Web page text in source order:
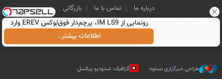
درباره ما تماس با ما
بازرگانی
All Content by Mehr News Agency is licensed under a Creative Commons
Attribution 4.0 International License.
طراحی خبرگزاری نستوه گرافیک: استودیو پیکسل
رونمایی از IM LS9، پرچم‌دار فوق‌لوکس EREV وارد
بازار ایران شد
اطلاعات بیشتر..